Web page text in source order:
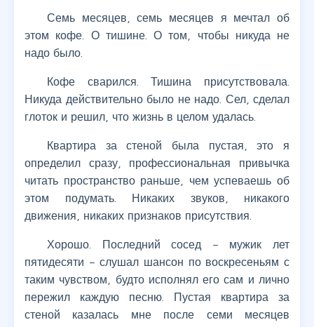
Семь месяцев, семь месяцев я мечтал об
этом кофе. О тишине. О том, чтобы никуда не
надо было.
Кофе сварился. Тишина присутствовала.
Никуда действительно было не надо. Сел, сделал
глоток и решил, что жизнь в целом удалась.
Квартира за стеной была пустая, это я
определил сразу, профессиональная привычка
читать пространство раньше, чем успеваешь об
этом подумать. Никаких звуков, никакого
движения, никаких признаков присутствия.
Хорошо. Последний сосед – мужик лет
пятидесяти – слушал шансон по воскресеньям с
таким чувством, будто исполнял его сам и лично
пережил каждую песню. Пустая квартира за
стеной казалась мне после семи месяцев